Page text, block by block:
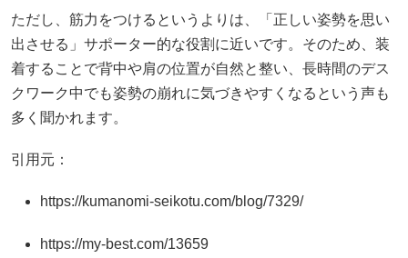
ただし、筋力をつけるというよりは、「正しい姿勢を思い
出させる」サポーター的な役割に近いです。そのため、装
着することで背中や肩の位置が自然と整い、長時間のデス
クワーク中でも姿勢の崩れに気づきやすくなるという声も
多く聞かれます。
引用元：
https://kumanomi-seikotu.com/blog/7329/
https://my-best.com/13659